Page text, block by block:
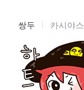
쌍두 카시야스